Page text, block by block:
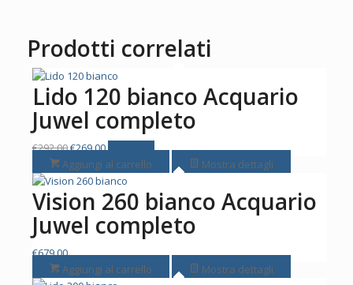
Prodotti correlati
Lido 120 bianco Acquario
Juwel completo
€292,00Il
prezzo
originale
era:
€292,00.
€269,00Il
prezzo
attuale
è:
€269,00.
In offerta!
Aggiungi al carrello
Mostra dettagli
Vision 260 bianco Acquario
Juwel completo
€679,00
Aggiungi al carrello
Mostra dettagli